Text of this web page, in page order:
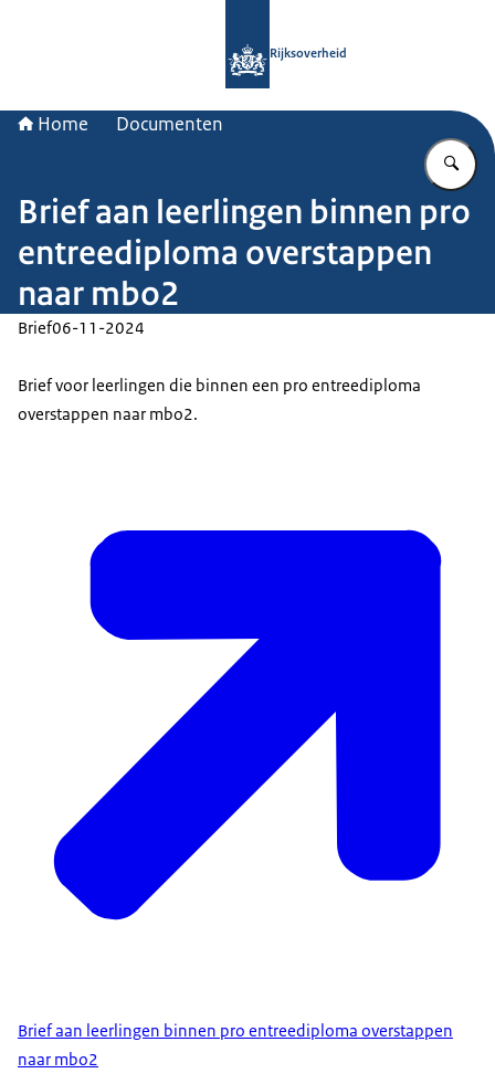
Rijksoverheid
Home Documenten
Brief aan leerlingen binnen pro
entreediploma overstappen
naar mbo2
Brief06-11-2024
Brief voor leerlingen die binnen een pro entreediploma
overstappen naar mbo2.
Brief aan leerlingen binnen pro entreediploma overstappen
naar mbo2